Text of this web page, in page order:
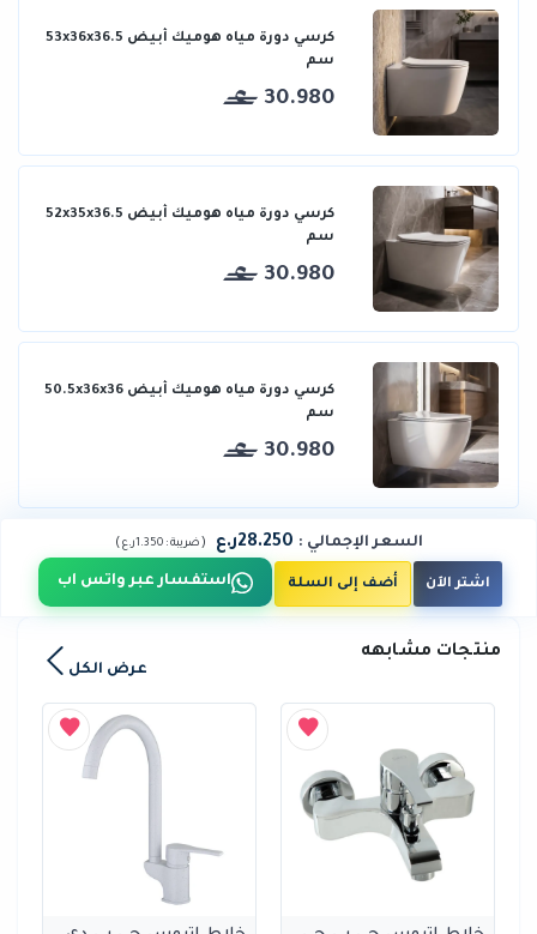
كرسي دورة مياه هوميك أبيض 53x36x36.5
سم
30.980
كرسي دورة مياه هوميك أبيض 52x35x36.5
سم
30.980
كرسي دورة مياه هوميك أبيض 50.5x36x36
سم
30.980
السعر الإجمالي : 28.250ر.ع (ضريبة :1.350ر.ع )
اشتر الآن أضف إلى السلة استفسار عبر واتس اب
منتجات مشابهه
عرض الكل